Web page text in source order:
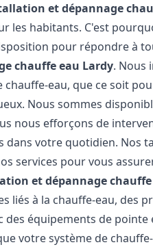
et dépannage
les habitants. C'est
pour répondre à
chauffe eau Lardy. Nous
chauffe-eau, que ce soit
Nous sommes
nous efforçons de
dans votre quotidien. Nos
services pour vous
et dépannage chauffe
liés à la chauffe-eau, des
des équipements de
votre système de